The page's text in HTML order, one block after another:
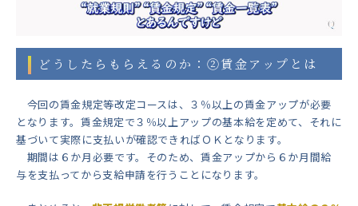
どうしたらもらえるのか：②賃金アップとは
今回の賃金規定等改定コースは、３％以上の賃金アップが必要
となります。賃金規定で３％以上アップの基本給を定めて、それに
基づいて実際に支払いが確認できればＯＫとなります。
期間は６か月必要です。そのため、賃金アップから６か月間給
与を支払ってから支給申請を行うことになります。